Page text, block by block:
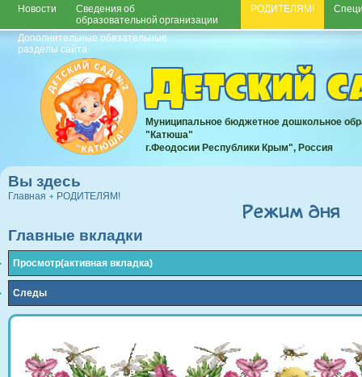
Новости
Сведения об
образовательной организации
РОДИТЕЛЯМ!
Дополнительные обязательные
разделы сайта
Детский
Муниципальное бюджетное дошкольное
"Катюша"
г.Феодосии Республики Крым", Россия
Вы здесь
Главная РОДИТЕЛЯМ!
Режим дня
Главные вкладки
Просмотр(активная вкладка)
Следы